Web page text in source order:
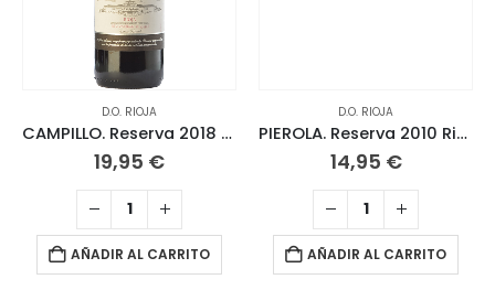
D.O. RIOJA
CAMPILLO. Reserva 2018 Rioja
19,95 €
AÑADIR AL CARRITO
D.O. RIOJA
PIEROLA. Reserva 2010 Rioja
14,95 €
AÑADIR AL CARRITO